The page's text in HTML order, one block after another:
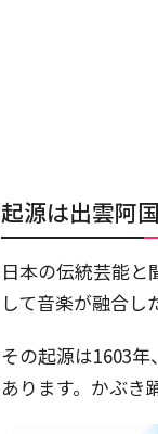
起源は出雲阿国
日本の伝統芸能と
して音楽が融合
その起源は1603
あります。かぶき